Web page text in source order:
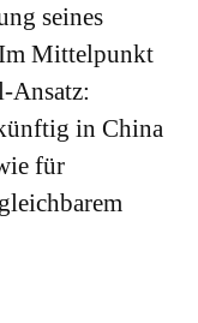
seines
Mittelpunkt
Ansatz:
in China
für